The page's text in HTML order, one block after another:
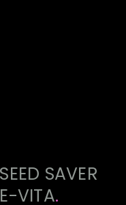
SEED SAVER
E-VITA.